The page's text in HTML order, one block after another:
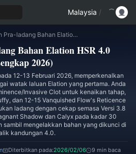
Malaysia /
Panduan Pra-ladang Bahan Elation HSR 4.0 (Lengkap 2026)
Bahan Elation HSR 4.0
2026)
12-13 Februari 2026, memperkenalkan
watak laluan Elation yang pertama. Anda
Invasive Clot untuk kenaikan tahap,
dan 12-15 Vanquished Flow's Reticence
ladang dengan cekap semasa Versi 3.8
Shadow dan Calyx pada kadar 30
sambil mengelakkan bahan yang dikunci di
kandungan 4.0.
Diterbitkan pada:2026/02/06 9 min baca